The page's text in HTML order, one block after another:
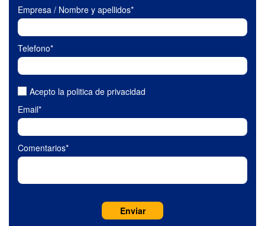
Empresa / Nombre y apellidos*
Telefono*
Acepto la politica de privacidad
Email*
Comentarios*